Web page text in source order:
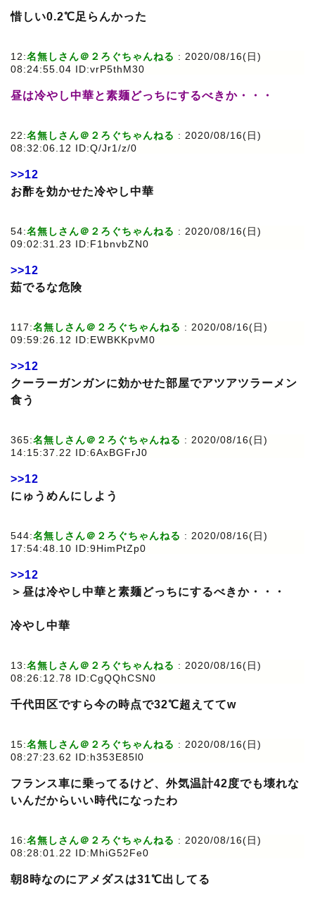
惜しい0.2℃足らんかった
12:名無しさん＠２ろぐちゃんねる : 2020/08/16(日)
08:24:55.04 ID:vrP5thM30
昼は冷やし中華と素麺どっちにするべきか・・・
22:名無しさん＠２ろぐちゃんねる : 2020/08/16(日)
08:32:06.12 ID:Q/Jr1/z/0
>>12
お酢を効かせた冷やし中華
54:名無しさん＠２ろぐちゃんねる : 2020/08/16(日)
09:02:31.23 ID:F1bnvbZN0
>>12
茹でるな危険
117:名無しさん＠２ろぐちゃんねる : 2020/08/16(日)
09:59:26.12 ID:EWBKKpvM0
>>12
クーラーガンガンに効かせた部屋でアツアツラーメン
食う
365:名無しさん＠２ろぐちゃんねる : 2020/08/16(日)
14:15:37.22 ID:6AxBGFrJ0
>>12
にゅうめんにしよう
544:名無しさん＠２ろぐちゃんねる : 2020/08/16(日)
17:54:48.10 ID:9HimPtZp0
>>12
＞昼は冷やし中華と素麺どっちにするべきか・・・
冷やし中華
13:名無しさん＠２ろぐちゃんねる : 2020/08/16(日)
08:26:12.78 ID:CgQQhCSN0
千代田区ですら今の時点で32℃超えててw
15:名無しさん＠２ろぐちゃんねる : 2020/08/16(日)
08:27:23.62 ID:h353E85l0
フランス車に乗ってるけど、外気温計42度でも壊れな
いんだからいい時代になったわ
16:名無しさん＠２ろぐちゃんねる : 2020/08/16(日)
08:28:01.22 ID:MhiG52Fe0
朝8時なのにアメダスは31℃出してる